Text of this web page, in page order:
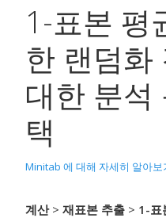
1-표본 평
한 랜덤화
대한 분석
택
Minitab 에 대해 자세히 알아보
계산> 재표본 추출 > 1-표